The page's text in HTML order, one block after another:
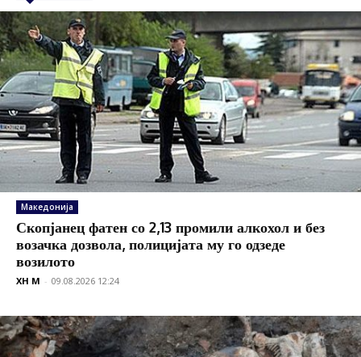
Македонија
Скопјанец фатен со 2,13 промили алкохол и без
возачка дозвола, полицијата му го одзеде
возилото
XH M - 09.08.2026 12:24